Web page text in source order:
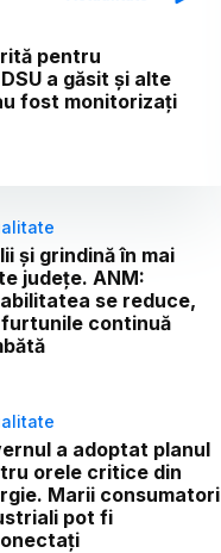
pentru
a găsit și alte
fost monitorizați
și grindină în mai
județe. ANM:
se reduce,
continuă
a adoptat planul
orele critice din
Marii consumatori
pot fi